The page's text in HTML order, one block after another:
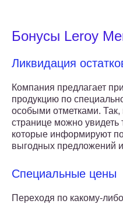
Бонусы Leroy
Ликвидация
Компания предлагает
продукцию по
особыми отметками. Так,
странице можно
которые информируют
выгодных предложений
Специальные цены
Переходя по какому-